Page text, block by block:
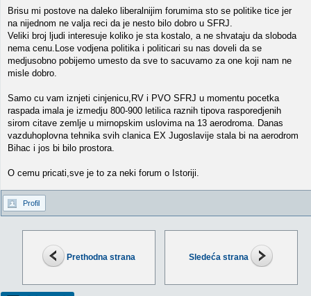
Prethodna strana Sledeća strana
Brisu mi postove na daleko liberalnijim forumima sto se politike tice jer
na nijednom ne valja reci da je nesto bilo dobro u SFRJ.
Veliki broj ljudi interesuje koliko je sta kostalo, a ne shvataju da sloboda
nema cenu.Lose vodjena politika i politicari su nas doveli da se
medjusobno pobijemo umesto da sve to sacuvamo za one koji nam ne
misle dobro.
Samo cu vam iznjeti cinjenicu,RV i PVO SFRJ u momentu pocetka
raspada imala je izmedju 800-900 letilica raznih tipova rasporedjenih
sirom citave zemlje u mirnopskim uslovima na 13 aerodroma. Danas
vazduhoplovna tehnika svih clanica EX Jugoslavije stala bi na aerodrom
Bihac i jos bi bilo prostora.
O cemu pricati,sve je to za neki forum o Istoriji.
Profil